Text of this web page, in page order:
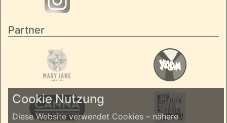
Partner
Cookie Nutzung
Diese Website verwendet Cookies – nähere